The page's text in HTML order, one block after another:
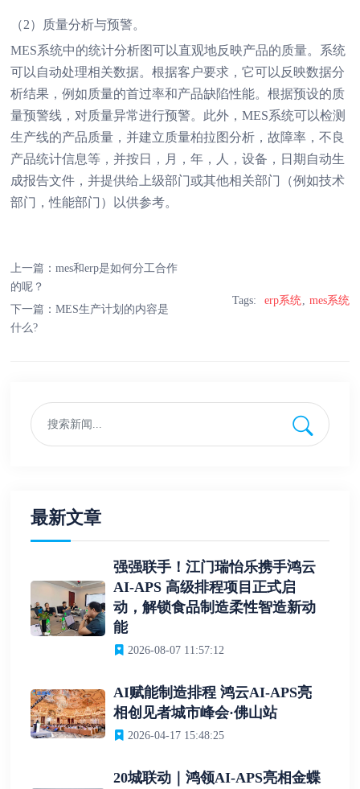
（2）质量分析与预警。
MES系统中的统计分析图可以直观地反映产品的质量。系统
可以自动处理相关数据。根据客户要求，它可以反映数据分
析结果，例如质量的首过率和产品缺陷性能。根据预设的质
量预警线，对质量异常进行预警。此外，MES系统可以检测
生产线的产品质量，并建立质量柏拉图分析，故障率，不良
产品统计信息等，并按日，月，年，人，设备，日期自动生
成报告文件，并提供给上级部门或其他相关部门（例如技术
部门，性能部门）以供参考。
上一篇：mes和erp是如何分工合作
的呢？
下一篇：MES生产计划的内容是
什么?
Tags: erp系统 mes系统
最新文章
强强联手！江门瑞怡乐携手鸿云
AI-APS 高级排程项目正式启
动，解锁食品制造柔性智造新动
能
2026-08-07 11:57:12
AI赋能制造排程 鸿云AI-APS亮
相创见者城市峰会·佛山站
2026-04-17 15:48:25
20城联动｜鸿领AI-APS亮相金蝶